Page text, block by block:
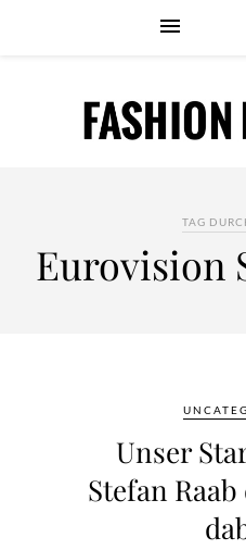
TAG
Eurovision
Unser
Stefan